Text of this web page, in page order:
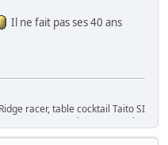
Il ne fait pas ses 40 ans
racer, table cocktail Taito SI
borne Karateco, 3 bornes Jeutel,
title fight sega, Time crisis 2 et